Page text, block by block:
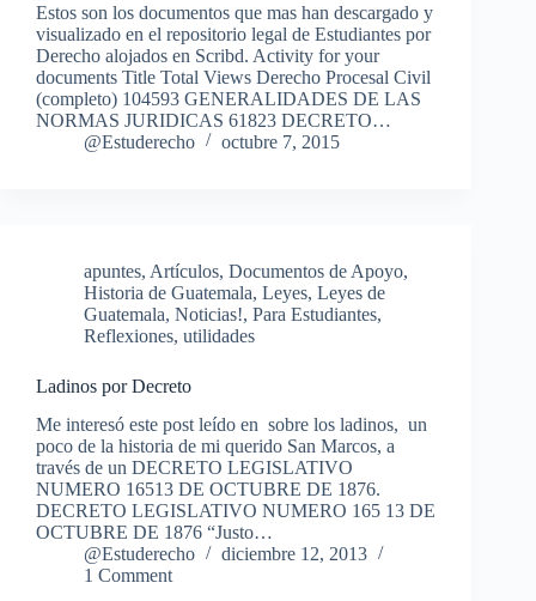
Estos son los documentos que mas han descargado y
visualizado en el repositorio legal de Estudiantes por
Derecho alojados en Scribd. Activity for your
documents Title Total Views Derecho Procesal Civil
(completo) 104593 GENERALIDADES DE LAS
NORMAS JURIDICAS 61823 DECRETO…
@Estuderecho
octubre 7, 2015
apuntes, Artículos, Documentos de Apoyo,
Historia de Guatemala, Leyes, Leyes de
Guatemala, Noticias!, Para Estudiantes,
Reflexiones, utilidades
Ladinos por Decreto
Me interesó este post leído en sobre los ladinos, un
poco de la historia de mi querido San Marcos, a
través de un DECRETO LEGISLATIVO
NUMERO 16513 DE OCTUBRE DE 1876.
DECRETO LEGISLATIVO NUMERO 165 13 DE
OCTUBRE DE 1876 “Justo…
@Estuderecho
diciembre 12, 2013
1 Comment